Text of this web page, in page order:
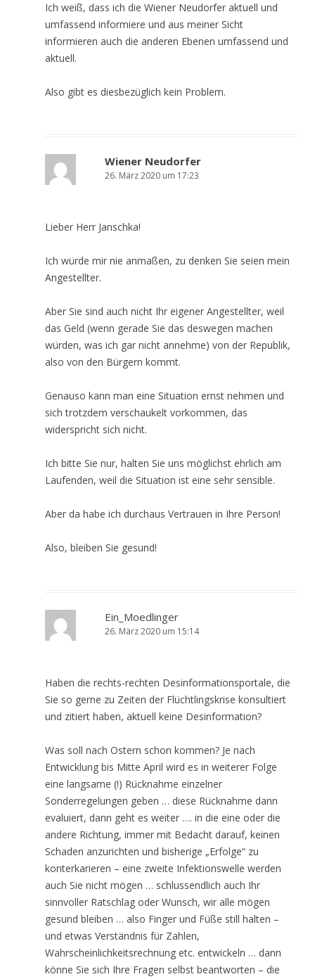
Ich weiß, dass ich die Wiener Neudorfer aktuell und
umfassend informiere und aus meiner Sicht
informieren auch die anderen Ebenen umfassend und
aktuell.
Also gibt es diesbezüglich kein Problem.
Wiener Neudorfer
26. März 2020 um 17:23
Lieber Herr Janschka!
Ich würde mir nie anmaßen, zu denken Sie seien mein
Angestellter.
Aber Sie sind auch nicht Ihr eigener Angestellter, weil
das Geld (wenn gerade Sie das deswegen machen
würden, was ich gar nicht annehme) von der Republik,
also von den Bürgern kommt.
Genauso kann man eine Situation ernst nehmen und
sich trotzdem verschaukelt vorkommen, das
widerspricht sich nicht.
Ich bitte Sie nur, halten Sie uns möglichst ehrlich am
Laufenden, weil die Situation ist eine sehr sensible.
Aber da habe ich durchaus Vertrauen in Ihre Person!
Also, bleiben Sie gesund!
Ein_Moedlinger
26. März 2020 um 15:14
Haben die rechts-rechten Desinformationsportale, die
Sie so gerne zu Zeiten der Flüchtlingskrise konsultiert
und zitiert haben, aktuell keine Desinformation?
Was soll nach Ostern schon kommen? Je nach
Entwicklung bis Mitte April wird es in weiterer Folge
eine langsame (!) Rücknahme einzelner
Sonderregelungen geben … diese Rücknahme dann
evaluiert, dann geht es weiter …. in die eine oder die
andere Richtung, immer mit Bedacht darauf, keinen
Schaden anzurichten und bisherige „Erfolge“ zu
konterkarieren – eine zweite Infektionswelle werden
auch Sie nicht mögen … schlussendlich auch Ihr
sinnvoller Ratschlag oder Wunsch, wir alle mögen
gesund bleiben … also Finger und Füße still halten –
und etwas Verständnis für Zahlen,
Wahrscheinlichkeitsrechnung etc. entwickeln … dann
könne Sie sich Ihre Fragen selbst beantworten – die